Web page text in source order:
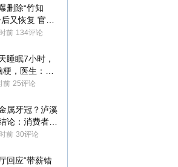
删除“竹知
又恢复 官媒
为要大度的，
前 134评论
睡眠7小时，
，医生：这
前 25评论
属牙冠？泸溪
论：消费者已
频情况不属实
前 30评论
回应“带薪错